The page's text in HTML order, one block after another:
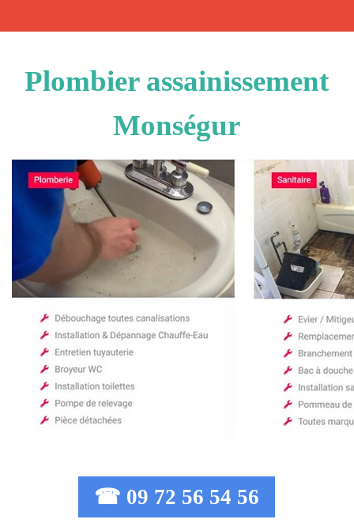
Plombier assainissement
Monségur
☎ 09 72 56 54 56